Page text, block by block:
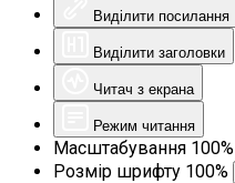
Виділити посилання
Виділити заголовки
Читач з екрана
Режим читання
Масштабування 100%
Розмір шрифту 100%